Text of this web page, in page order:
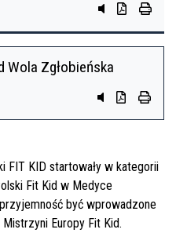
przycisk do
przycisk
Wola Zgłobieńska
Przycisk
Przycisk do
FIT KID startowały w kategorii
Fit Kid w Medyce
być wprowadzone
Europy Fit Kid.